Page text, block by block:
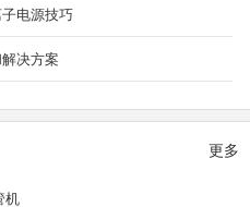
电源技巧
决方案
更多
子切割机
机可加工的材料：可切割多种金